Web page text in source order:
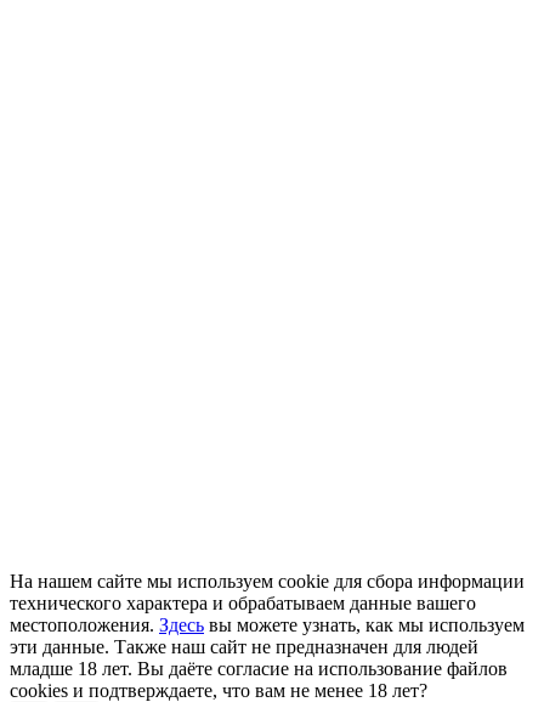
На нашем сайте мы используем cookie для сбора информации
технического характера и обрабатываем данные вашего
местоположения. Здесь вы можете узнать, как мы используем
эти данные. Также наш сайт не предназначен для людей
младше 18 лет. Вы даёте согласие на использование файлов
cookies и подтверждаете, что вам не менее 18 лет?